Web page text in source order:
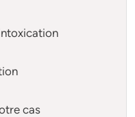
cas